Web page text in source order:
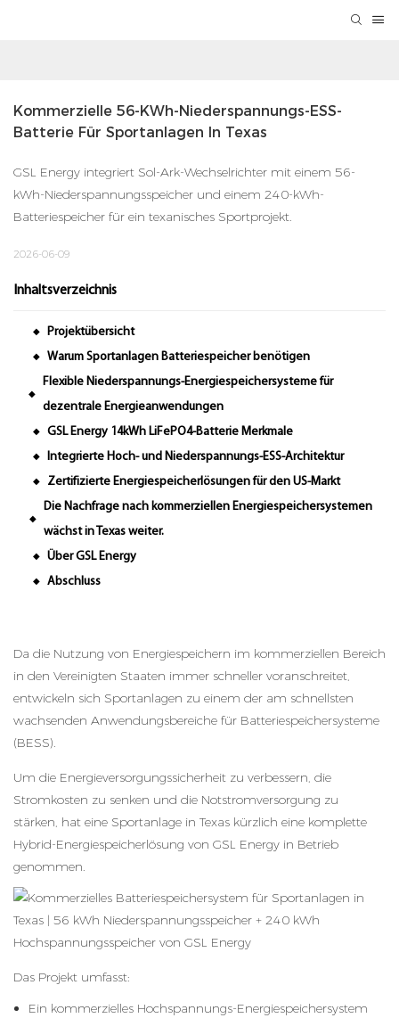
Kommerzielle 56-KWh-Niederspannungs-ESS-
Batterie Für Sportanlagen In Texas
GSL Energy integriert Sol-Ark-Wechselrichter mit einem 56-
kWh-Niederspannungsspeicher und einem 240-kWh-
Batteriespeicher für ein texanisches Sportprojekt.
2026-06-09
Inhaltsverzeichnis
◆ Projektübersicht
◆ Warum Sportanlagen Batteriespeicher benötigen
◆
Flexible Niederspannungs-Energiespeichersysteme für
dezentrale Energieanwendungen
◆ GSL Energy 14kWh LiFePO4-Batterie Merkmale
◆ Integrierte Hoch- und Niederspannungs-ESS-Architektur
◆ Zertifizierte Energiespeicherlösungen für den US-Markt
◆
Die Nachfrage nach kommerziellen Energiespeichersystemen
wächst in Texas weiter.
◆ Über GSL Energy
◆ Abschluss
Da die Nutzung von Energiespeichern im kommerziellen Bereich
in den Vereinigten Staaten immer schneller voranschreitet,
entwickeln sich Sportanlagen zu einem der am schnellsten
wachsenden Anwendungsbereiche für Batteriespeichersysteme
(BESS).
Um die Energieversorgungssicherheit zu verbessern, die
Stromkosten zu senken und die Notstromversorgung zu
stärken, hat eine Sportanlage in Texas kürzlich eine komplette
Hybrid-Energiespeicherlösung von GSL Energy in Betrieb
genommen.
Das Projekt umfasst:
Ein kommerzielles Hochspannungs-Energiespeichersystem